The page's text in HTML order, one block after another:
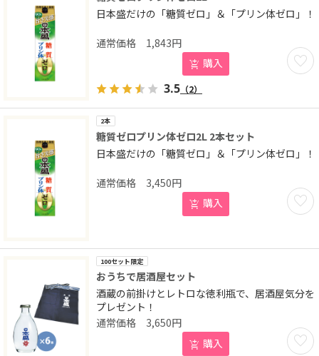
日本盛だけの「糖質ゼロ」＆「プリン体ゼロ」！
お気
1,843円
購入
3.5 （2）
2本
糖質ゼロプリン体ゼロ2L 2本セット
日本盛だけの「糖質ゼロ」＆「プリン体ゼロ」！
お気
3,450円
購入
100セット限定
おうちで居酒屋セット
酒蔵の前掛けとレトロな徳利瓶で、居酒屋気分を
プレゼント！
お気
3,650円
購入